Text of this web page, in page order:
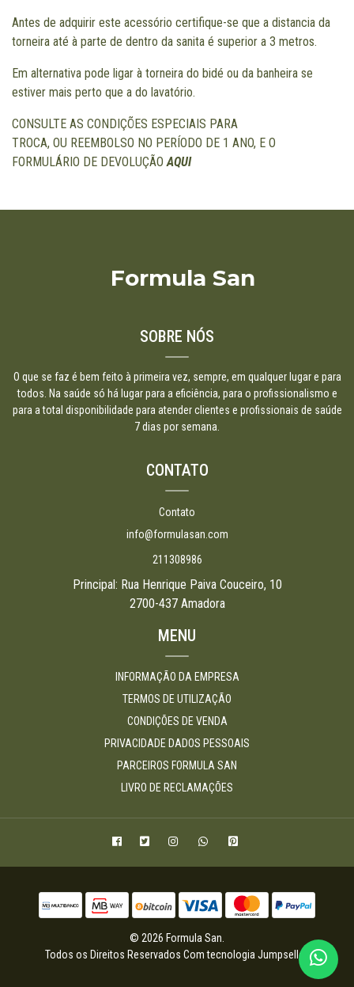
Antes de adquirir este acessório certifique-se que a distancia da
torneira até à parte de dentro da sanita é superior a 3 metros.
Em alternativa pode ligar à torneira do bidé ou da banheira se
estiver mais perto que a do lavatório.
CONSULTE AS CONDIÇÕES ESPECIAIS PARA
TROCA, OU REEMBOLSO NO PERÍODO DE 1 ANO, E O
FORMULÁRIO DE DEVOLUÇÃOAQUI
Formula San
SOBRE NÓS
O que se faz é bem feito à primeira vez, sempre, em qualquer lugar e para
todos. Na saúde só há lugar para a eficiência, para o profissionalismo e
para a total disponibilidade para atender clientes e profissionais de saúde
7 dias por semana.
CONTATO
Contato
info@formulasan.com
211308986
Principal: Rua Henrique Paiva Couceiro, 10
2700-437 Amadora
MENU
INFORMAÇÃO DA EMPRESA
TERMOS DE UTILIZAÇÃO
CONDIÇÕES DE VENDA
PRIVACIDADE DADOS PESSOAIS
PARCEIROS FORMULA SAN
LIVRO DE RECLAMAÇÕES
© 2026 Formula San.
Todos os Direitos Reservados Com tecnologia Jumpseller